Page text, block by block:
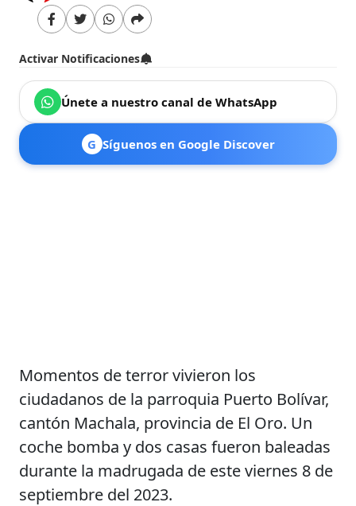
Activar Notificaciones
Únete a nuestro canal de WhatsApp
G Síguenos en Google Discover
Momentos de terror vivieron los
ciudadanos de la parroquia Puerto Bolívar,
cantón Machala, provincia de El Oro. Un
coche bomba y dos casas fueron baleadas
durante la madrugada de este viernes 8 de
septiembre del 2023.